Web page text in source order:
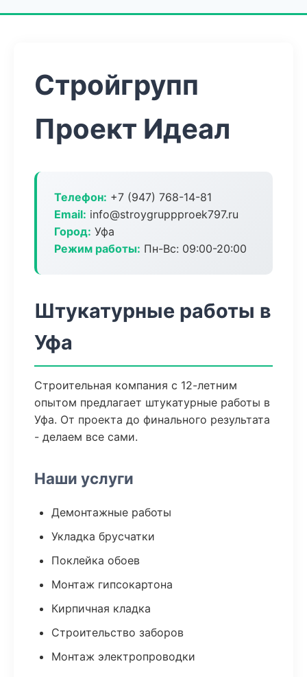
Стройгрупп
Проект Идеал
Телефон: +7 (947) 768-14-81
Email: info@stroygruppproek797.ru
Город: Уфа
Режим работы: Пн-Вс: 09:00-20:00
Штукатурные работы в
Уфа
Строительная компания с 12-летним
опытом предлагает штукатурные работы в
Уфа. От проекта до финального результата
- делаем все сами.
Наши услуги
Демонтажные работы
Укладка брусчатки
Поклейка обоев
Монтаж гипсокартона
Кирпичная кладка
Строительство заборов
Монтаж электропроводки